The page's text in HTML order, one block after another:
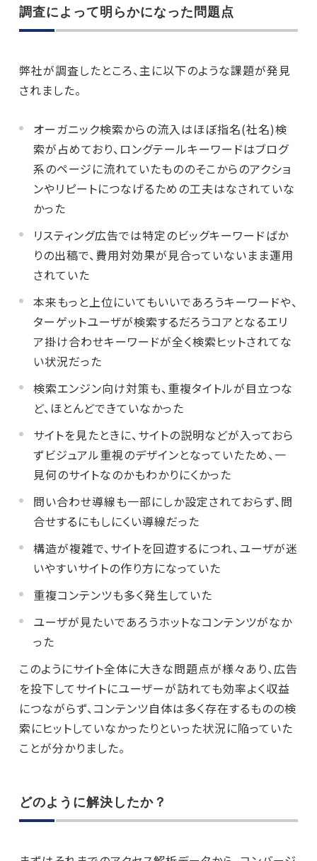
調査によって明らかになった問題点
弊社が調査したところ、主に以下のような課題が発見
されました。
オーガニック検索からの流入はほぼ指名(社名)検
索が占めており、ロングテールキーワードはブログ
系のページに流れていたもののそこからのアクショ
ンやリピートにつなげるための工夫はなされていな
かった
リスティング広告では特定のビッグキーワードばか
りの出稿で、費用対効果が見合っていないまま運用
されていた
本来もっと上位にいてもいいであろうキーワードや、
ターゲットユーザが検索するだろうコアとなるエリ
ア掛け合わせキーワードが全く検索ヒットされてな
い状況だった
検索エンジン向け対策も、重複タイトルが目立つな
ど、ほとんどできていなかった
サイトを見たときに、サイトの説明などが入っておら
ずビジュアル重視のデザインとなっていたため、一
見何のサイトなのかもわかりにくかった
問い合わせ導線も一部にしか設定されておらず、問
合せするにもしにくい導線だった
構造が複雑で、サイトを回遊するにつれ、ユーザが迷
いやすいサイトの作り方になっていた
重複コンテンツも多く発生していた
ユーザが見たいであろうホットなコンテンツがなか
った
このようにサイト全体に大きな問題点が様々あり、広告
を投下してサイトにユーザーが訪れても効率よく収益
につながらず、コンテンツ自体は多く存在するものの検
索にヒットしていなかったりといった状況に陥っていた
ことが分かりました。
どのように解決したか？